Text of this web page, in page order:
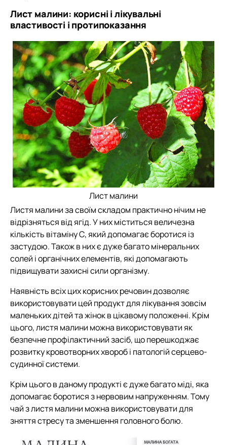
Лист малини: корисні і лікувальні
властивості і протипоказання
Лист малини
Листя малини за своїм складом практично нічим не
відрізняться від ягід. У них міститься величезна
кількість вітаміну С, який допомагає боротися із
застудою. Також в них є дуже багато мінеральних
солей і органічних елементів, які допомагають
підвищувати захисні сили організму.
Наявність всіх цих корисних речовин дозволяє
використовувати цей продукт для лікування зовсім
маленьких дітей та жінок в цікавому положенні. Крім
цього, листя малини можна використовувати як
безпечне профілактичний засіб, що перешкоджає
розвитку кровотворних хвороб і патологій серцево-
судинної системи.
Крім цього в даному продукті є дуже багато міді, яка
допомагає боротися з нервовим напруженням. Тому
чай з листя малини можна використовувати для
зняття стресу та зменшення головного болю.